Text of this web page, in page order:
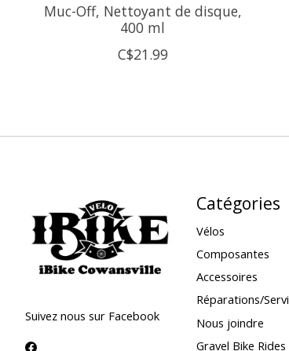
Muc-Off, Nettoyant de disque,
400 ml
C$21.99
Suivez nous sur Facebook
Catégories
Vélos
Composantes
Accessoires
Réparations/
Nous joindre
Gravel Bike Rides